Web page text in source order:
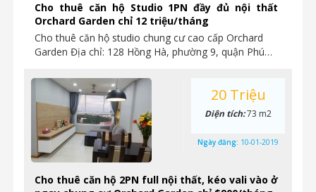
Cho thuê căn hộ Studio 1PN đầy đủ nội thất
Orchard Garden chỉ 12 triệu/tháng
Cho thuê căn hộ studio chung cư cao cấp Orchard
Garden Địa chỉ: 128 Hồng Hà, phường 9, quận Phú…
Cho thuê căn hộ 2PN full nội thất, kéo vali vào ở
20 Triệu
Diện tích:73 m2
Ngày đăng: 10-01-2019